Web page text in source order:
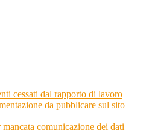
cessati dal rapporto di lavoro
da pubblicare sul sito
mancata comunicazione dei dati